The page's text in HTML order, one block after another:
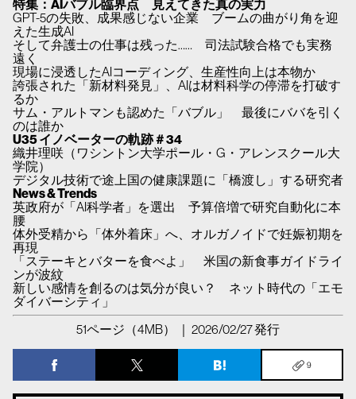
特集：AIバブル臨界点 見えてきた真の実力
GPT-5の失敗、成果感じない企業 ブームの曲がり角を迎
えた生成AI
そして弁護士の仕事は残った…… 司法試験合格でも実務
遠く
現場に浸透したAIコーディング、生産性向上は本物か
誇張された「新材料発見」、AIは材料科学の停滞を打破す
るか
サム・アルトマンも認めた「バブル」 最後にババを引く
のは誰か
U35 イノベーターの軌跡＃34
織井理咲（ワシントン大学ポール・G・アレンスクール大
学院）
デジタル技術で途上国の健康課題に「橋渡し」する研究者
News & Trends
英政府が「AI科学者」を選出 予算倍増で研究自動化に本
腰
体外受精から「体外着床」へ、オルガノイドで妊娠初期を
再現
「ステーキとバターを食べよ」 米国の新食事ガイドライ
ンが波紋
新しい感情を創るのは気分が良い？ ネット時代の「エモ
ダイバーシティ」
51ページ（4MB） ｜ 2026/02/27 発行
9